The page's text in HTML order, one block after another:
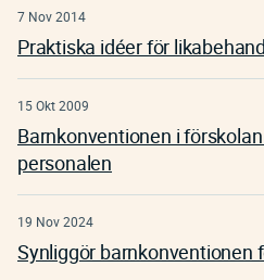
7 Nov 2014
Praktiska idéer för
15 Okt 2009
Barnkonventionen i
personalen
19 Nov 2024
Synliggör barnkonventionen